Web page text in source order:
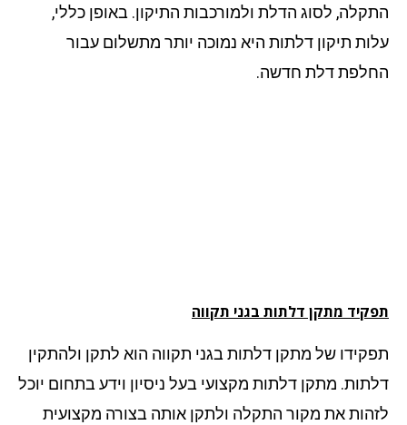
לסוג הדלת ולמורכבות התיקון. באופן כללי,
תיקון דלתות היא נמוכה יותר מתשלום עבור
דלת חדשה.
מתקן דלתות בגני תקווה
של מתקן דלתות בגני תקווה הוא לתקן ולהתקין
מתקן דלתות מקצועי בעל ניסיון וידע בתחום יוכל
את מקור התקלה ולתקן אותה בצורה מקצועית